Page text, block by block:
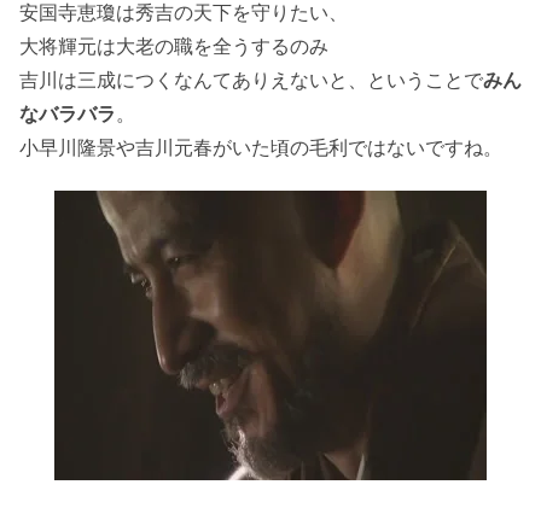
安国寺恵瓊は秀吉の天下を守りたい、
大将輝元は大老の職を全うするのみ
吉川は三成につくなんてありえないと、ということでみん
なバラバラ。
小早川隆景や吉川元春がいた頃の毛利ではないですね。